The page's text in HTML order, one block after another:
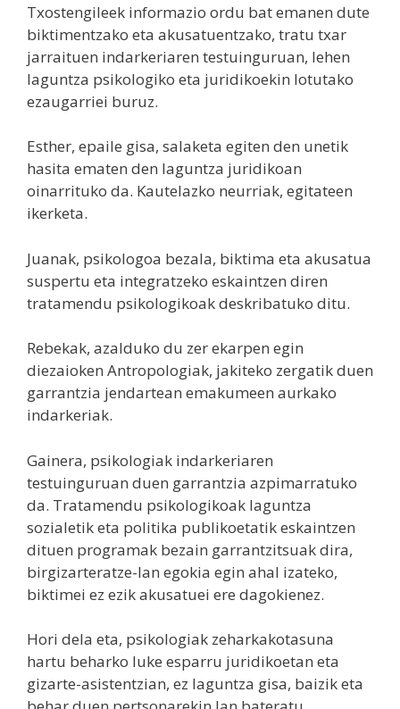
Txostengileek informazio ordu bat emanen dute
biktimentzako eta akusatuentzako, tratu txar
jarraituen indarkeriaren testuinguruan, lehen
laguntza psikologiko eta juridikoekin lotutako
ezaugarriei buruz.
Esther, epaile gisa, salaketa egiten den unetik
hasita ematen den laguntza juridikoan
oinarrituko da. Kautelazko neurriak, egitateen
ikerketa.
Juanak, psikologoa bezala, biktima eta akusatua
suspertu eta integratzeko eskaintzen diren
tratamendu psikologikoak deskribatuko ditu.
Rebekak, azalduko du zer ekarpen egin
diezaioken Antropologiak, jakiteko zergatik duen
garrantzia jendartean emakumeen aurkako
indarkeriak.
Gainera, psikologiak indarkeriaren
testuinguruan duen garrantzia azpimarratuko
da. Tratamendu psikologikoak laguntza
sozialetik eta politika publikoetatik eskaintzen
dituen programak bezain garrantzitsuak dira,
birgizarteratze-lan egokia egin ahal izateko,
biktimei ez ezik akusatuei ere dagokienez.
Hori dela eta, psikologiak zeharkakotasuna
hartu beharko luke esparru juridikoetan eta
gizarte-asistentzian, ez laguntza gisa, baizik eta